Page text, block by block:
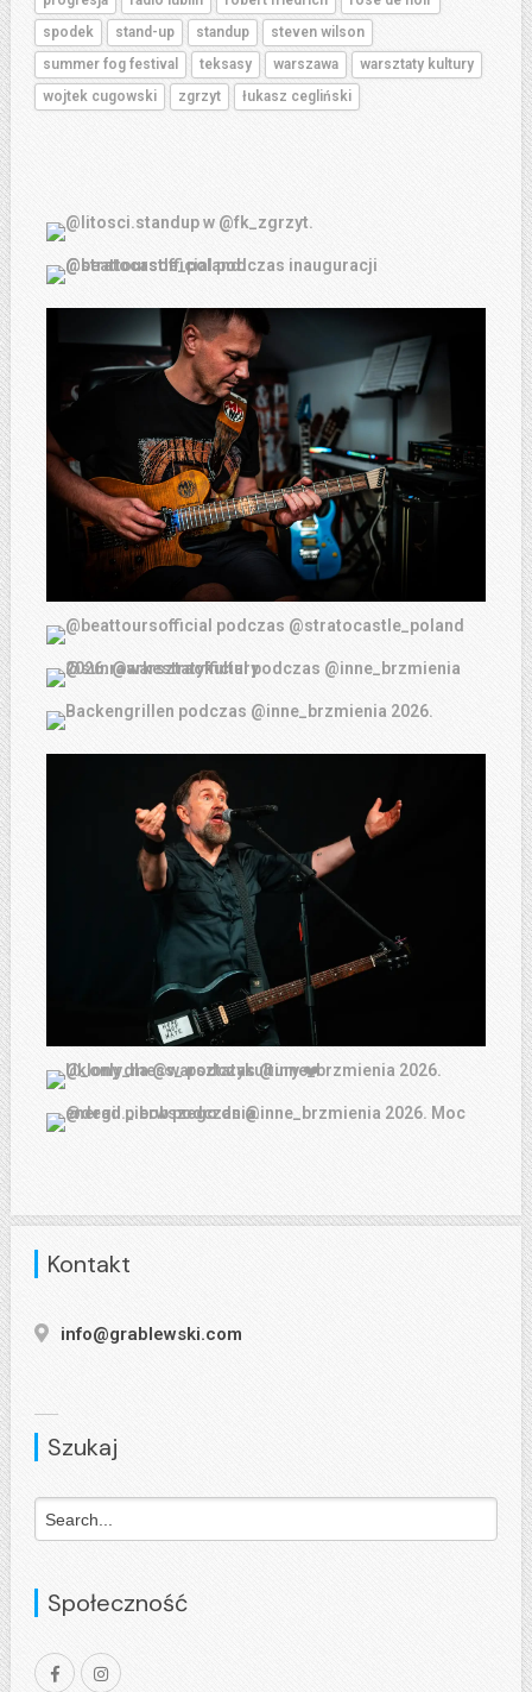
spodek
stand-up standup
steven wilson
summer fog festival
teksasy warszawa
warsztaty kultury
wojtek cugowski
zgrzyt łukasz cegliński
Kontakt
info@grablewski.com
Szukaj
Społeczność